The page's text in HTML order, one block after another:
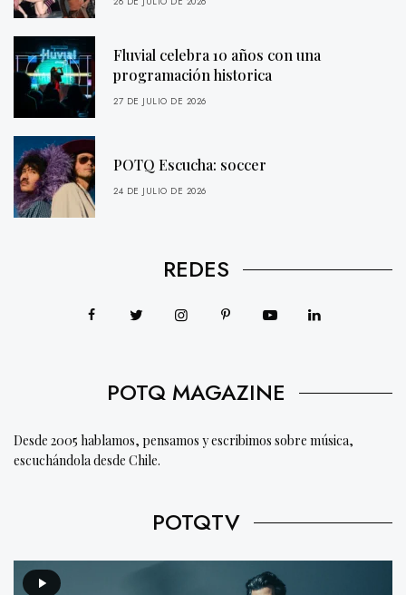
Fluvial celebra 10 años con una
programación historica
27 DE JULIO DE 2026
POTQ Escucha: soccer
24 DE JULIO DE 2026
REDES
POTQ MAGAZINE
Desde 2005 hablamos, pensamos y escribimos sobre música,
escuchándola desde Chile.
POTQTV